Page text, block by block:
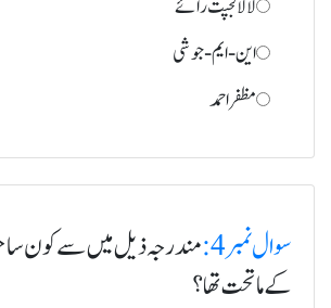
این - ایم - جوشی
مظفر احمد
سوال نمبر 4: مندرجہ ذیل میں سے کون سا
کے ماتحت تھا؟